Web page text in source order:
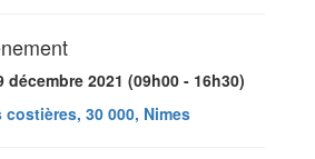
décembre 2021 (09h00 - 16h30)
costières, 30 000, Nimes